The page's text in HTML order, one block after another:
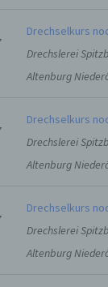
Drechselkurs
Drechslerei
Altenburg
Drechselkurs
Drechslerei
Altenburg
Drechselkurs
Drechslerei
Altenburg
dass diese
Daten
bestimmte
eine natürliche
Zuverlässigkeit,
oder
Person zu